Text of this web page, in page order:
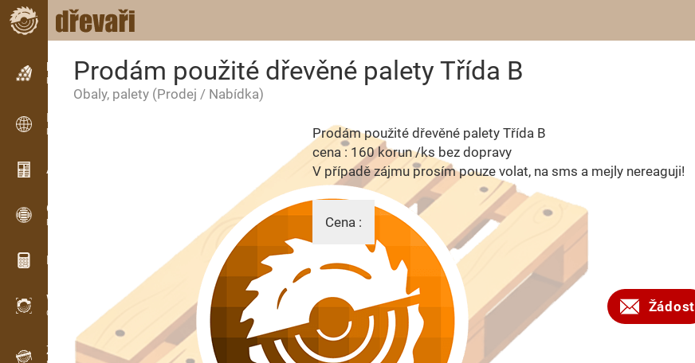
Inzerce
Řádková inzerce
Inzerce
Mezinárodní inzerce
Aktuality / Články
OPTI-TIMB
Pořezová schémata
Dřevařské kalkulačky
WoodProfi
Objem dřeva s AI
Záznamník
Prodám použité dřevěné palety Třída B
Obaly, palety (Prodej / Nabídka)
Prodám použité dřevěné palety Třída B
cena : 160 korun /ks bez dopravy
V případě zájmu prosím pouze volat, na sms a mejly nereaguji!
Cena :
26.07.2023 Žádost